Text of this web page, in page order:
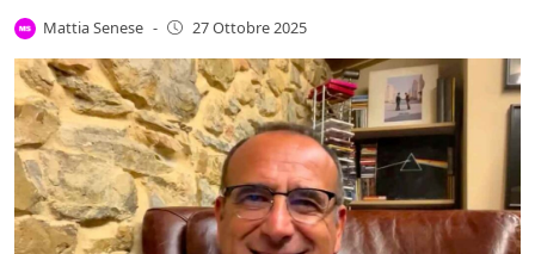
Mattia Senese - 27 Ottobre 2025